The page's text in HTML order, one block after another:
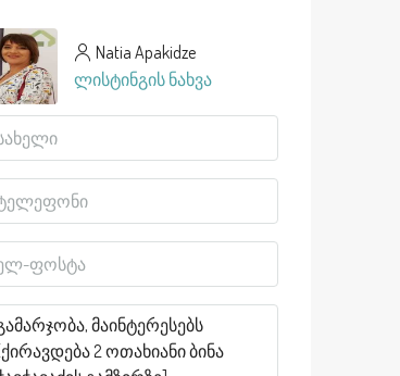
Natia Apakidze
ლისტინგის ნახვა